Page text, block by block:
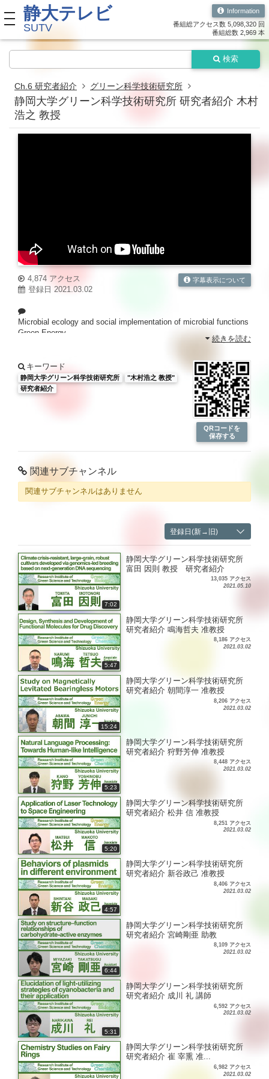
toggle navigation
静大テレビ
SUTV
Information
番組総アクセス数 5,098,320 回
番組総数 2,969 本
検索
Ch.6 研究者紹介 グリーン科学技術研究所
静岡大学グリーン科学技術研究所 研究者紹介 木村
浩之 教授
4,874 アクセス
登録日 2021.03.02
字幕表示について
Microbial ecology and social implementation of microbial functions
Green Energy
静大TVhttp://sutv.shizuoka.ac.jp/
続きを読む
キーワード
静岡大学グリーン科学技術研究所
"木村浩之 教授"
研究者紹介
QRコードを
保存する
関連サブチャンネル
関連サブチャンネルはありません
登録日(新→旧)
7:02
静岡大学グリーン科学技術研究所
富田 因則 教授 研究者紹介
13,035 アクセス
2021.05.10
5:47
静岡大学グリーン科学技術研究所
研究者紹介 鳴海哲夫 准教授
8,186 アクセス
2021.03.02
15:24
静岡大学グリーン科学技術研究所
研究者紹介 朝間淳一 准教授
8,206 アクセス
2021.03.02
5:23
静岡大学グリーン科学技術研究所
研究者紹介 狩野芳伸 准教授
8,448 アクセス
2021.03.02
5:20
静岡大学グリーン科学技術研究所
研究者紹介 松井 信 准教授
8,251 アクセス
2021.03.02
4:57
静岡大学グリーン科学技術研究所
研究者紹介 新谷政己 准教授
8,406 アクセス
2021.03.02
6:44
静岡大学グリーン科学技術研究所
研究者紹介 宮崎剛亜 助教
8,109 アクセス
2021.03.02
5:31
静岡大学グリーン科学技術研究所
研究者紹介 成川 礼 講師
6,592 アクセス
2021.03.02
静岡大学グリーン科学技術研究所
研究者紹介 崔 宰熏 准...
6,982 アクセス
2021.03.02